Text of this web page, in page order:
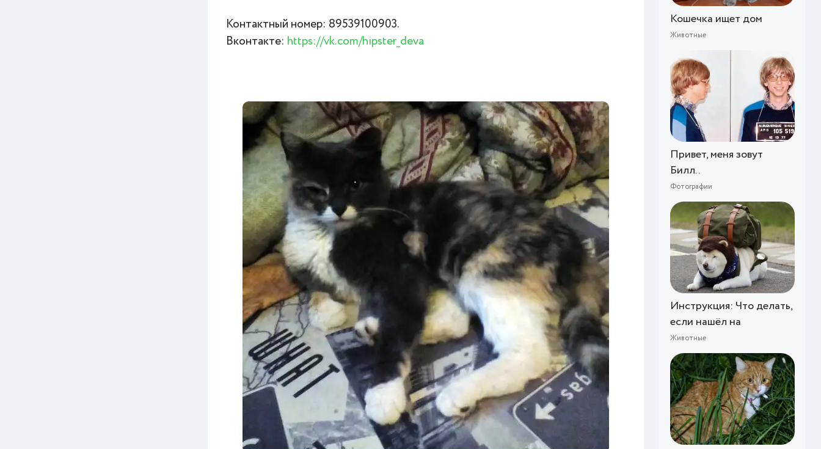
Кошечка ищет дом
Животные
Привет, меня зовут
Билл..
Фотографии
Инструкция: Что делать,
если нашёл на
Животные
Контактный номер: 89539100903.
Вконтакте: https://vk.com/hipster_deva